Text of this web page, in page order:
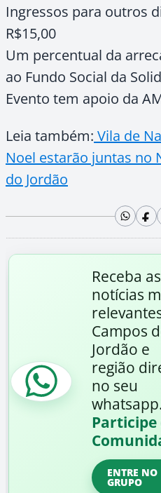
Ingressos para outros
R$15,00
Um percentual da
ao Fundo Social da
Evento tem apoio da
Leia também: Vila de
Noel estarão juntas no
do Jordão
Receba as
notícias
Campos
Jordão e
região
no seu
whatsapp.
Participe
ENTRE NO
GRUPO